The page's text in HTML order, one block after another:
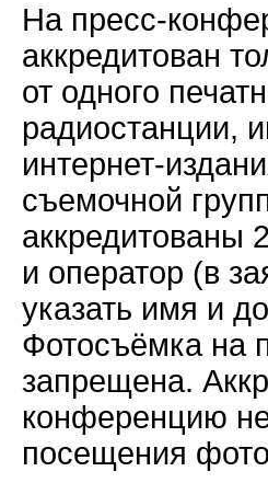
На пресс-
аккредитован
от одного
радиостанции,
интернет-
съемочной
аккредитованы
и оператор (в
указать имя и
Фотосъёмка на
запрещена.
конференцию
посещения